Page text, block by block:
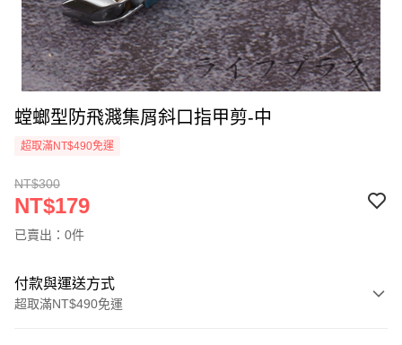
螳螂型防飛濺集屑斜口指甲剪-中
超取滿NT$490免運
NT$300
NT$179
已賣出：0件
付款與運送方式
超取滿NT$490免運